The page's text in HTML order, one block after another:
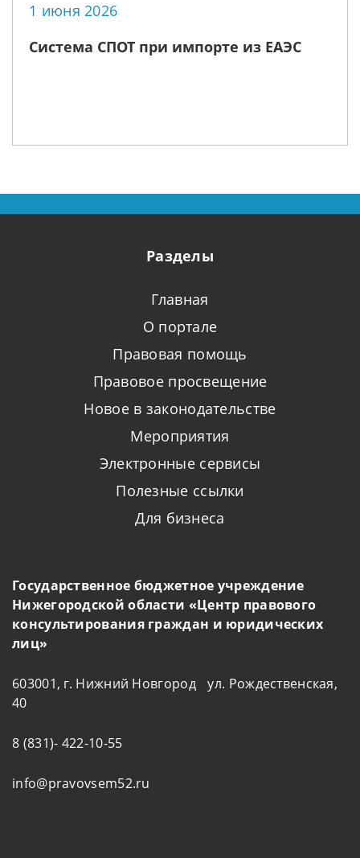
1 июня 2026
Система СПОТ при импорте из ЕАЭС
Разделы
Главная
О портале
Правовая помощь
Правовое просвещение
Новое в законодательстве
Мероприятия
Электронные сервисы
Полезные ссылки
Для бизнеса
Государственное бюджетное учреждение
Нижегородской области «Центр правового
консультирования граждан и юридических
лиц»
603001, г. Нижний Новгород ул. Рождественская,
40
8 (831)- 422-10-55
info@pravovsem52.ru